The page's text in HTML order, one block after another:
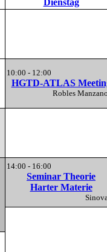
10:00 - 12:00
HGTD-ATLAS
Robles
14:00 - 16:00
Seminar Theorie
Harter Materie